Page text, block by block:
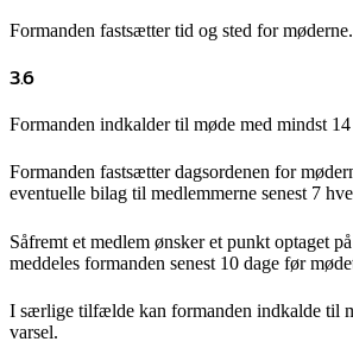
Formanden fastsætter tid og sted for møderne.
3.6
Formanden indkalder til møde med mindst 14
Formanden fastsætter dagsordenen for
eventuelle bilag til medlemmerne senest 7
Såfremt et medlem ønsker et punkt optaget
meddeles formanden senest 10 dage før
I særlige tilfælde kan formanden indkalde til
varsel.